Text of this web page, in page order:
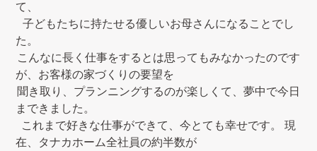
て、
子どもたちに持たせる優しいお母さんになることでし
た。
こんなに長く仕事をするとは思ってもみなかったのです
が、お客様の家づくりの要望を
聞き取り、プランニングするのが楽しくて、夢中で今日
まできました。
これまで好きな仕事ができて、今とても幸せです。
現
在、タナカホーム全社員の約半数が